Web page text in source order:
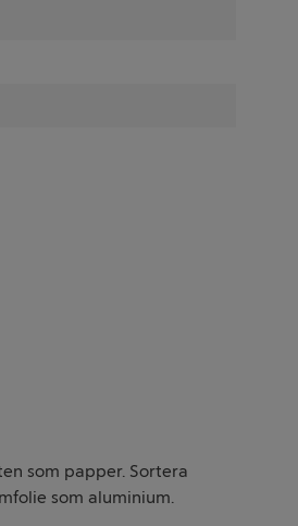
som papper. Sortera
som aluminium.